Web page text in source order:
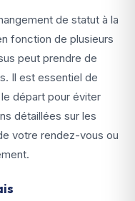
de statut à la
fonction de plusieurs
peut prendre de
Il est essentiel de
départ pour éviter
détaillées sur les
votre rendez-vous ou